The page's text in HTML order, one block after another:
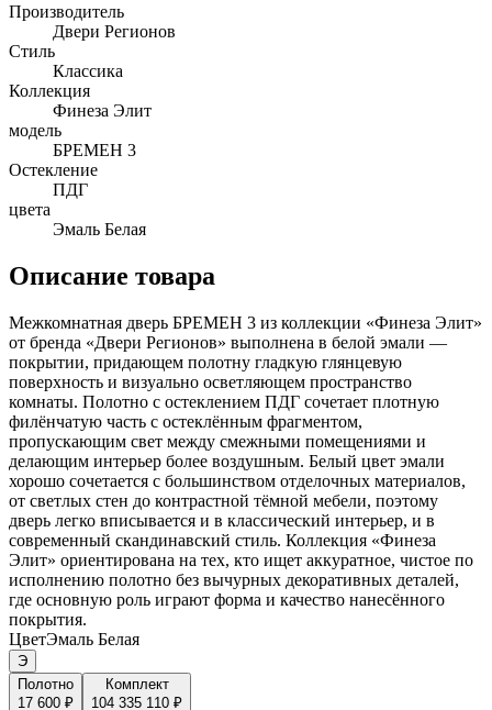
Производитель
Двери Регионов
Стиль
Классика
Коллекция
Финеза Элит
модель
БРЕМЕН 3
Остекление
ПДГ
цвета
Эмаль Белая
Описание товара
Межкомнатная дверь БРЕМЕН 3 из коллекции «Финеза Элит»
от бренда «Двери Регионов» выполнена в белой эмали —
покрытии, придающем полотну гладкую глянцевую
поверхность и визуально осветляющем пространство
комнаты. Полотно с остеклением ПДГ сочетает плотную
филёнчатую часть с остеклённым фрагментом,
пропускающим свет между смежными помещениями и
делающим интерьер более воздушным. Белый цвет эмали
хорошо сочетается с большинством отделочных материалов,
от светлых стен до контрастной тёмной мебели, поэтому
дверь легко вписывается и в классический интерьер, и в
современный скандинавский стиль. Коллекция «Финеза
Элит» ориентирована на тех, кто ищет аккуратное, чистое по
исполнению полотно без вычурных декоративных деталей,
где основную роль играют форма и качество нанесённого
покрытия.
ЦветЭмаль Белая
Э
Полотно
17 600 ₽
Комплект
104 335 110 ₽